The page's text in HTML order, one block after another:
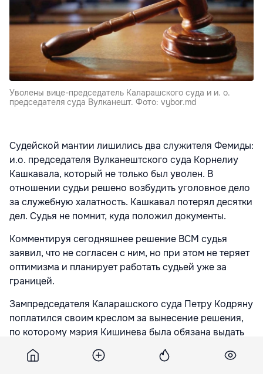
Уволены вице-председатель Каларашского суда и и. о.
председателя суда Вулканешт. Фото: vybor.md
Судейской мантии лишились два служителя Фемиды:
и.о. председателя Вулканештского суда Корнелиу
Кашкавала, который не только был уволен. В
отношении судьи решено возбудить уголовное дело
за служебную халатность. Кашкавал потерял десятки
дел. Судья не помнит, куда положил документы.
Комментируя сегодняшнее решение ВСМ судья
заявил, что не согласен с ним, но при этом не теряет
оптимизма и планирует работать судьей уже за
границей.
Зампредседателя Каларашского суда Петру Кодряну
поплатился своим креслом за вынесение решения,
по которому мэрия Кишинева была обязана выдать
лицензии экономическому агенту на установление
игровых автоматов в столице.